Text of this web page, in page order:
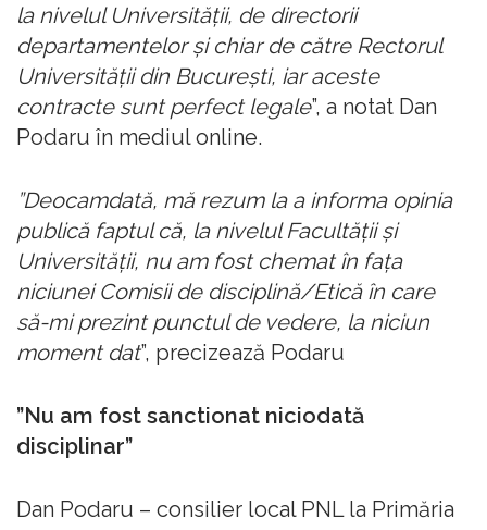
la nivelul Universităţii, de directorii
departamentelor şi chiar de către Rectorul
Universităţii din Bucureşti, iar aceste
contracte sunt perfect legale”, a notat Dan
Podaru în mediul online.
”Deocamdată, mă rezum la a informa opinia
publică faptul că, la nivelul Facultăţii şi
Universităţii, nu am fost chemat în faţa
niciunei Comisii de disciplină/Etică în care
să-mi prezint punctul de vedere, la niciun
moment dat”, precizează Podaru
”Nu am fost sanctionat niciodată
disciplinar”
Dan Podaru – consilier local PNL la Primăria